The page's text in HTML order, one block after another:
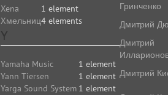
Xena
1 element
Xмельниц4 elements
Y
Yamaha Music
1 element
Yann Tiersen
1 element
Yarga Sound System 1 element
Гринченко
Дмитрий
Дмитрий
Дмитрий